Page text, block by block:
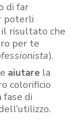
di far
poterli
risultato che
per te
).
aiutare la
colorificio
di